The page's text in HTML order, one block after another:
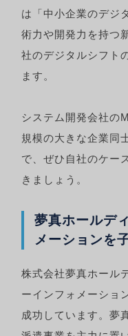
は「中小企業のデジ
術力や開発力を持つ
社のデジタルシフト
ます。
システム開発会社の
規模の大きな企業同
で、ぜひ自社のケー
きましょう。
夢真ホールデ
メーションを
株式会社夢真ホール
ーインフォメーショ
成功しています。夢